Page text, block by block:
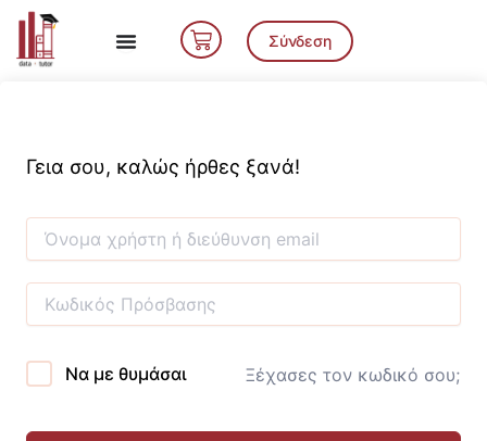
Μετάβαση
περιεχόμενο
Cart Σύνδεση
Γεια σου, καλώς ήρθες ξανά!
Να με θυμάσαι Ξέχασες τον κωδικό σου;